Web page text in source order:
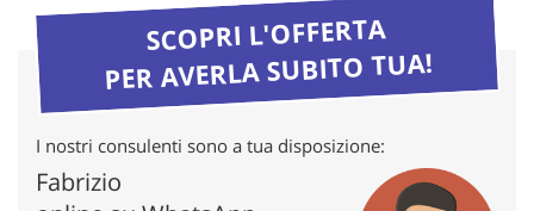
SCOPRI L'OFFERTA
PER AVERLA SUBITO TUA!
I nostri consulenti sono a tua disposizione:
Fabrizio